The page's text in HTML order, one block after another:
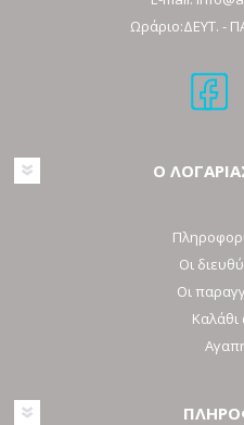
Ωράριο:ΔΕΥΤ. -
Ο
Οι
Οι